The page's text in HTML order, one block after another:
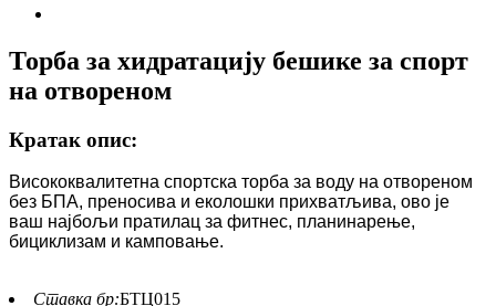
Торба за хидратацију бешике за спорт
на отвореном
Кратак опис:
Висококвалитетна спортска торба за воду на отвореном
без БПА, преносива и еколошки прихватљива, ово је
ваш најбољи пратилац за фитнес, планинарење,
бициклизам и камповање.
Ставка бр:БТЦ015